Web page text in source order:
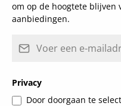
om op de hoogtete blijven
aanbiedingen.
Privacy
Door doorgaan te